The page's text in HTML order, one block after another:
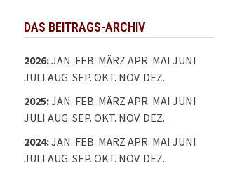
DAS BEITRAGS-ARCHIV
2026:JAN. FEB. MÄRZ APR. MAI JUNI
JULI AUG. SEP. OKT. NOV. DEZ.
2025:JAN. FEB. MÄRZ APR. MAI JUNI
JULI AUG. SEP. OKT. NOV. DEZ.
2024:JAN. FEB. MÄRZ APR. MAI JUNI
JULI AUG. SEP. OKT. NOV. DEZ.